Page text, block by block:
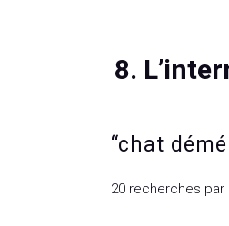
8.
“chat
20 recherches par